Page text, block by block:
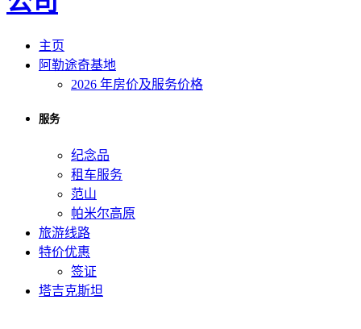
主页
阿勒途奇基地
2026 年房价及服务价格
服务
纪念品
租车服务
范山
帕米尔高原
旅游线路
特价优惠
签证
塔吉克斯坦